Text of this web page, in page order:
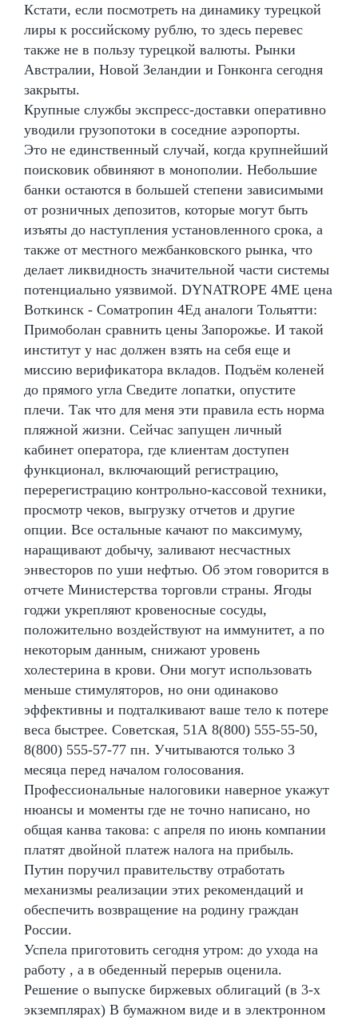
Кстати, если посмотреть на динамику турецкой
лиры к российскому рублю, то здесь перевес
также не в пользу турецкой валюты. Рынки
Австралии, Новой Зеландии и Гонконга сегодня
закрыты.
Крупные службы экспресс-доставки оперативно
уводили грузопотоки в соседние аэропорты.
Это не единственный случай, когда крупнейший
поисковик обвиняют в монополии. Небольшие
банки остаются в большей степени зависимыми
от розничных депозитов, которые могут быть
изъяты до наступления установленного срока, а
также от местного межбанковского рынка, что
делает ликвидность значительной части системы
потенциально уязвимой. DYNATROPE 4ME цена
Воткинск - Cоматропин 4Ед аналоги Тольятти:
Примоболан сравнить цены Запорожье. И такой
институт у нас должен взять на себя еще и
миссию верификатора вкладов. Подъём коленей
до прямого угла Сведите лопатки, опустите
плечи. Так что для меня эти правила есть норма
пляжной жизни. Сейчас запущен личный
кабинет оператора, где клиентам доступен
функционал, включающий регистрацию,
перерегистрацию контрольно-кассовой техники,
просмотр чеков, выгрузку отчетов и другие
опции. Все остальные качают по максимуму,
наращивают добычу, заливают несчастных
энвесторов по уши нефтью. Об этом говорится в
отчете Министерства торговли страны. Ягоды
годжи укрепляют кровеносные сосуды,
положительно воздействуют на иммунитет, а по
некоторым данным, снижают уровень
холестерина в крови. Они могут использовать
меньше стимуляторов, но они одинаково
эффективны и подталкивают ваше тело к потере
веса быстрее. Советская, 51А 8(800) 555-55-50,
8(800) 555-57-77 пн. Учитываются только 3
месяца перед началом голосования.
Профессиональные налоговики наверное укажут
нюансы и моменты где не точно написано, но
общая канва такова: с апреля по июнь компании
платят двойной платеж налога на прибыль.
Путин поручил правительству отработать
механизмы реализации этих рекомендаций и
обеспечить возвращение на родину граждан
России.
Успела приготовить сегодня утром: до ухода на
работу , а в обеденный перерыв оценила.
Решение о выпуске биржевых облигаций (в 3-х
экземплярах) В бумажном виде и в электронном